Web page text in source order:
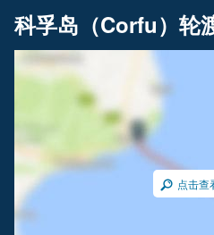
科孚岛（Corfu）轮
点击查